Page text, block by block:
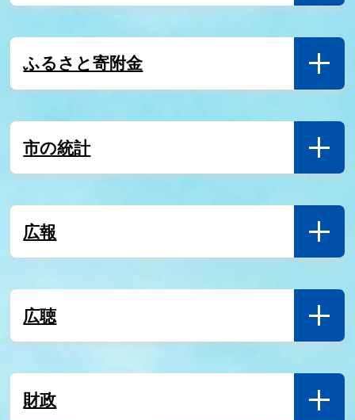
8月3日
員）の募集（９月以降採用予定）
９月２日まで、卸売市場に関心の高い市民から公募委
員を募集します。
8月1日
7月31日
します
ふるさと寄附金
市の統計
広報
広聴
財政